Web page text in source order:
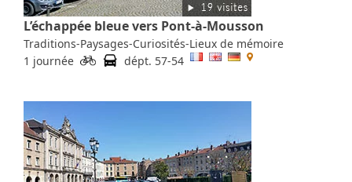
L’échappée bleue vers Pont-à-Mousson
Traditions-Paysages-Curiosités-Lieux de mémoire
1 journée
dépt. 57-54